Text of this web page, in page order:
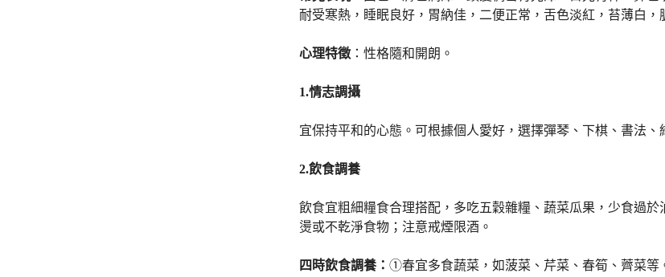
耐受寒熱，睡眠良好，胃納佳，二便正常，舌色淡紅，苔薄白，
心理特徵：性格隨和開朗。
1.情志調攝
宜保持平和的心態。可根據個人愛好，選擇彈琴、下棋、書法
2.飲食調養
飲食宜粗細糧食合理搭配，多吃五穀雜糧、蔬菜瓜果，少食過
燙或不乾淨食物；注意戒煙限酒。
四時飲食調養： ①春宜多食蔬菜，如菠菜、芹菜、春筍、薺菜